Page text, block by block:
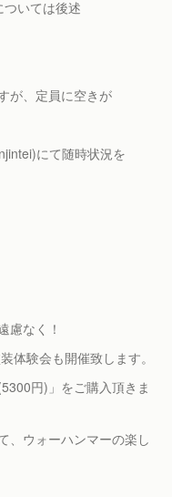
いては後述
、定員に空きが
にて随時状況を
なく！
会も開催致します。
円)」をご購入頂きま
ォーハンマーの楽し